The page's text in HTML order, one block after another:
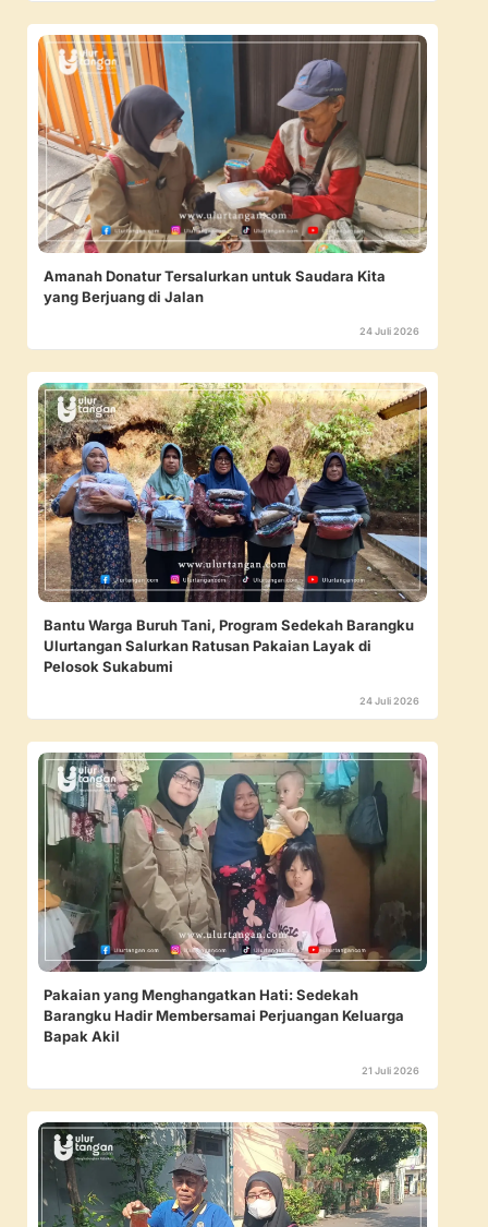
Amanah Donatur Tersalurkan untuk Saudara Kita
yang Berjuang di Jalan
24 Juli 2026
Bantu Warga Buruh Tani, Program Sedekah Barangku
Ulurtangan Salurkan Ratusan Pakaian Layak di
Pelosok Sukabumi
24 Juli 2026
Pakaian yang Menghangatkan Hati: Sedekah
Barangku Hadir Membersamai Perjuangan Keluarga
Bapak Akil
21 Juli 2026